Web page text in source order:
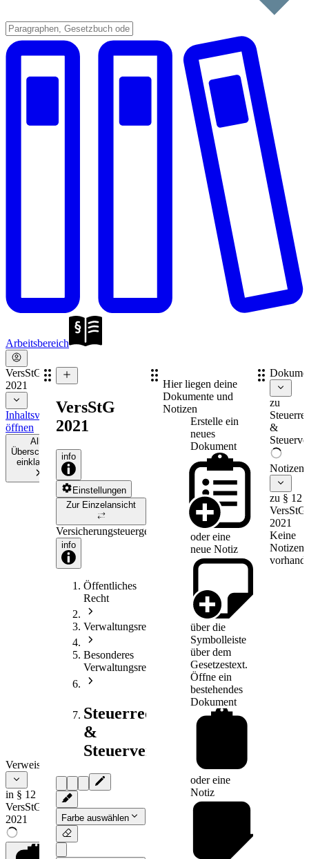
Arbeitsbereich
VersStG
2021
Inhaltsverzeichnis
öffnen
Alle
Überschriften
einklappen
Verweise
in § 12
VersStG
2021
VersStG
2021
info
Einstellungen
Zur Einzelansicht
Versicherungsteuergesetz
info
Öffentliches
Recht
Verwaltungsrecht
Besonderes
Verwaltungsrecht
Steuerrecht
&
Steuerverfahrensrecht
Farbe auswählen
Hier liegen deine
Dokumente und
Notizen
Erstelle ein
neues
Dokument
oder eine
neue Notiz
über die
Symbolleiste
über dem
Gesetzestext.
Öffne ein
bestehendes
Dokument
oder eine
Notiz
zu
&
Notizen
zu § 12
VersStG
2021
Keine
Notizen